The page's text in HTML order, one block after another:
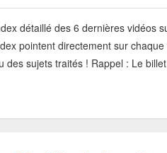
détaillé des 6 dernières vidéos
pointent directement sur
des sujets traités ! Rappel : Le